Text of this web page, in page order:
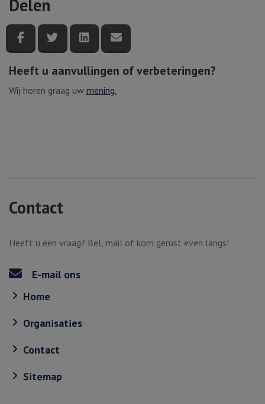
Delen
Deel deze pagina via Facebook
Deel deze pagina via Twitter
Deel deze pagina via LinkedIn
Heeft u aanvullingen of verbeteringen?
Wij horen graag uw mening.
Contact
Heeft u een vraag? Bel, mail of kom gerust even langs!
E-mail ons
Home
Organisaties
Contact
Sitemap